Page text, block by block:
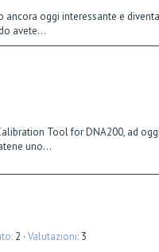
oggi interessante e
avete...
Tool for DNA200, ad
uno...
2 Valutazioni 3